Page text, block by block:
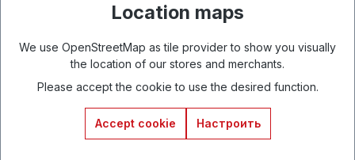
Location maps
We use OpenStreetMap as tile provider to show you visually
the location of our stores and merchants.
Please accept the cookie to use the desired function.
Accept cookie Настроить